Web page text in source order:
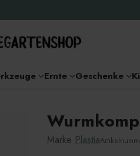
Ernte Geschenke
Marke Plastia